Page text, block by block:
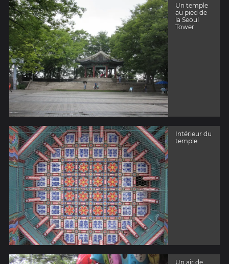
Un temple
au pied de
la Seoul
Tower
Intérieur du
temple
Un air de